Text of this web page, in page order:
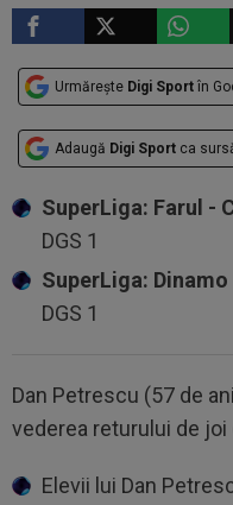
Urmărește Digi Sport în
Adaugă Digi Sport ca
SuperLiga: Farul -
DGS 1
SuperLiga:
DGS 1
Dan Petrescu (57 de
vederea returului de joi
Elevii lui Dan